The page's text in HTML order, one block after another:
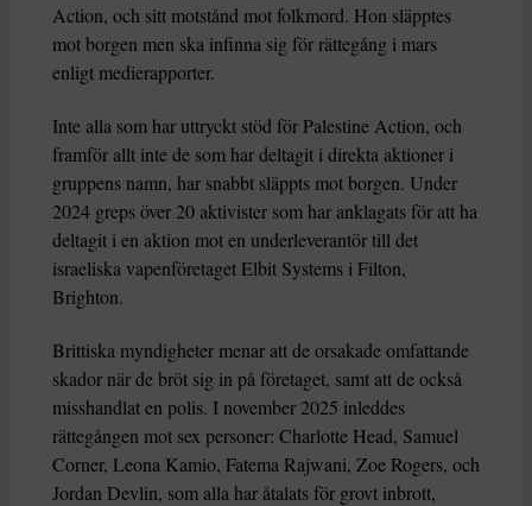
Action, och sitt motstånd mot folkmord. Hon släpptes
mot borgen men ska infinna sig för rättegång i mars
enligt medierapporter.
Inte alla som har uttryckt stöd för Palestine Action, och
framför allt inte de som har deltagit i direkta aktioner i
gruppens namn, har snabbt släppts mot borgen. Under
2024 greps över 20 aktivister som har anklagats för att ha
deltagit i en aktion mot en underleverantör till det
israeliska vapenföretaget Elbit Systems i Filton,
Brighton.
Brittiska myndigheter menar att de orsakade omfattande
skador när de bröt sig in på företaget, samt att de också
misshandlat en polis. I november 2025 inleddes
rättegången mot sex personer: Charlotte Head, Samuel
Corner, Leona Kamio, Fatema Rajwani, Zoe Rogers, och
Jordan Devlin, som alla har åtalats för grovt inbrott,